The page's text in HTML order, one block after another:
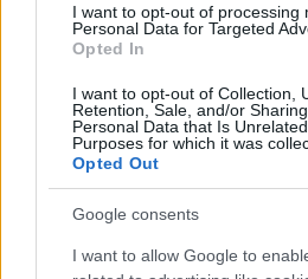
I want to opt-out of processing
Personal Data for Targeted
Opted In
I want to opt-out of Collection,
Retention, Sale, and/or
Personal Data that Is
Purposes for which it was
Opted Out
Google consents
I want to allow Google to
Olga, Irina és Mása "bújj, bújj
egy pillanat erejéig, és ha
hintázgatnak. A férfiak azon
melyikük tudja magasabbra
nagy izgalmat okoz a
asztaltáncoltatás is. Szintén a
keltik a videobejátszások.
előterében javában folyik a
egy-egy korábbi jelenet
egybefolynak, múlt és jelen